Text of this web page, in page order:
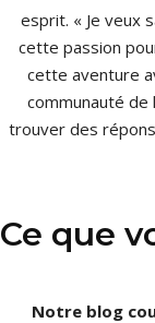
esprit. « Je veux
cette passion
cette aventure
communauté de
trouver des
Ce que
Notre blog